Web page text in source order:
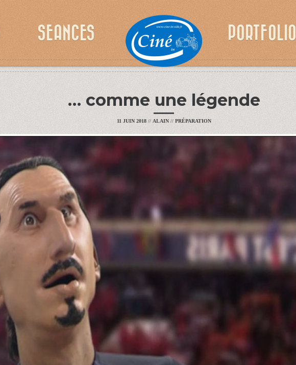
SEANCES PORTFOLIO
… comme une légende
11 JUIN 2018 // ALAIN// PRÉPARATION